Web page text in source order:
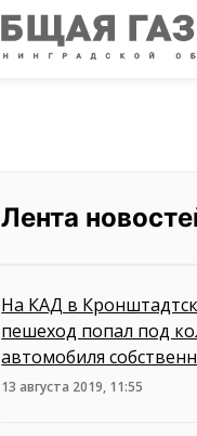
Лента
На КАД в
пешеход попал под
автомобиля
13 августа 2019, 11:55